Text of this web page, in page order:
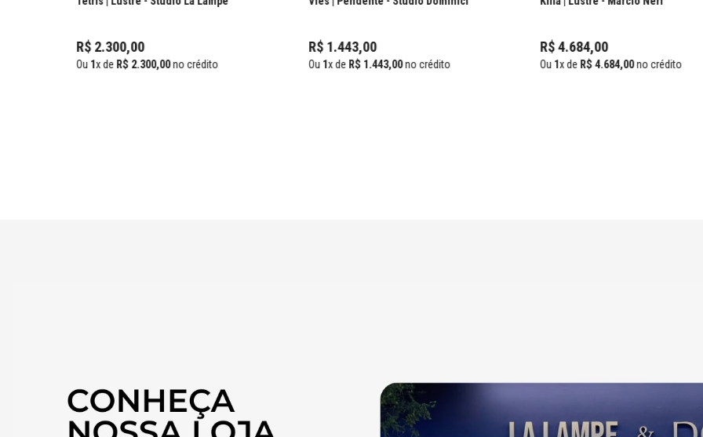
R$ 2.300,00
Ou 1x de R$ 2.300,00no crédito
R$ 1.443,00
Ou 1x de R$ 1.443,00no crédito
R$4.684,00
Ou 1x de R$4.684,00no crédito